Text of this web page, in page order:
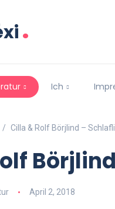
.
Ich
Cilla & Rolf Börjlind –
April 2, 2018